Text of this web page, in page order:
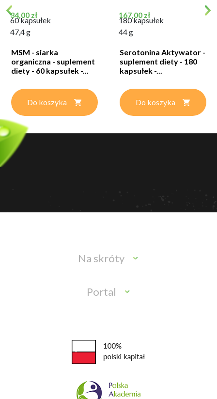
Cena
34,00 zł
60 kapsułek
47,4 g
MSM - siarka
organiczna - suplement
diety - 60 kapsułek -...
Do koszyka
Cena
167,00 zł
180 kapsułek
44 g
Serotonina Aktywator -
suplement diety - 180
kapsułek -...
Do koszyka
Na skróty
Portal